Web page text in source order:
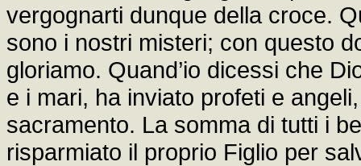
vergognarti dunque della croce.
sono i nostri misteri; con questo
gloriamo. Quand’io dicessi che
e i mari, ha inviato profeti e
sacramento. La somma di tutti i
risparmiato il proprio Figlio per